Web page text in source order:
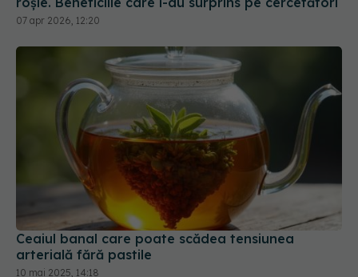
Ceaiul banal care poate scădea tensiunea
arterială fără pastile
10 mai 2025, 14:18